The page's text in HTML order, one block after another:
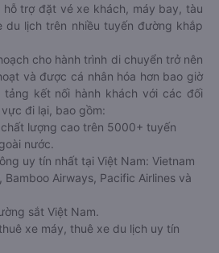
hỗ trợ đặt vé xe khách, máy bay, tàu
du lịch trên nhiều tuyến đường khắp
cho hành trình di chuyển trở nên
và được cá nhân hóa hơn bao giờ
tảng kết nối hành khách với các đối
đi lại, bao gồm:
lượng cao trên 5000+ tuyến
nước.
uy tín nhất tại Việt Nam: Vietnam
Bamboo Airways, Pacific Airlines và
sắt Việt Nam.
xe máy, thuê xe du lịch uy tín